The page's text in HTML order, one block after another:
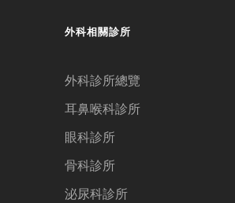
外科相關診所
外科診所總覽
耳鼻喉科診所
眼科診所
骨科診所
泌尿科診所